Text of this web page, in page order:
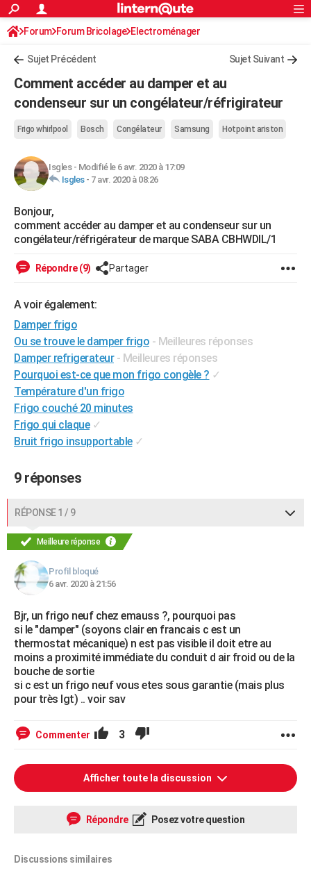
ACTUALITÉS
Politique
Société
Faits Divers
Education
Monde
Villes
+
Programme TV
Streaming
Sorties cinéma
FINANCE
Retraite
Impôts
Epargne
Immobilier
Risques naturels par ville
Banque
Assurance
Crédit
AUTO
Essais
Réserver un essai
Citadines
Berlines
SUV
Forum auto
HIGH-TECH
Mobiles
Meilleur smartphone
Internet
Ordinateurs
Jeux vidéo
Guide high-tech
+BRICOLAGE
Forum
Aménagement intérieur
Extérieur
Cuisine
Salle de bains
Jardinage
Rangement
WEEK-END
Guides de France
Escapades
Patrimoine
Expositions
Musées
Week-end nature
+LIFESTYLE
Art de vivre
Bien-être
Loisirs
Mode
Modes de vie
SANTE
VOYAGE
Destinations
City break
Voyage nature
Voyage de noces
Forum
Climat
PHOTO
GUIDES D'ACHAT
BONS PLANS
CARTE DE VOEUX
Carte de Noël
Carte Bonne année
Carte Saint-Valentin
Carte Pâques
Carte d'anniversaire
DICTIONNAIRE
FORUM
Bricolage
Lifestyle
Culture
Sport
Auto
Television
Voyage
Cinema
S'inscrire
Connexion
Forum Forum Bricolage Electroménager
Sujet Précédent Sujet Suivant
Comment accéder au damper et au
condenseur sur un congélateur/réfrigirateur
Frigo whirlpool Bosch Congélateur Samsung Hotpoint ariston
Isgles- Modifié le 6 avr. 2020 à 17:09
Isgles- 7 avr. 2020 à 08:26
Bonjour,
comment accéder au damper et au condenseur sur un
congélateur/réfrigérateur de marque SABA CBHWDIL/1
Répondre (9) Partager
A voir également:
Damper frigo
Ou se trouve le damper frigo - Meilleures réponses
Damper refrigerateur - Meilleures réponses
Pourquoi est-ce que mon frigo congèle ? ✓
Température d'un frigo
Frigo couché 20 minutes
Frigo qui claque ✓
Bruit frigo insupportable ✓
9 réponses
RÉPONSE 1 / 9
Meilleure réponse
Profil bloqué
6 avr. 2020 à 21:56
Bjr, un frigo neuf chez emauss ?, pourquoi pas
si le "damper" (soyons clair en francais c est un
thermostat mécanique) n est pas visible il doit etre au
moins a proximité immédiate du conduit d air froid ou de la
bouche de sortie
si c est un frigo neuf vous etes sous garantie (mais plus
pour très lgt) .. voir sav
Commenter 3
Afficher toute la discussion
Répondre Posez votre question
Discussions similaires